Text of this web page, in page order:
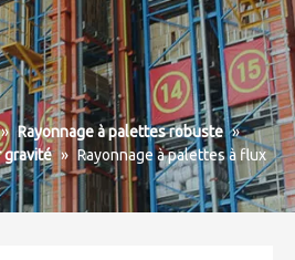
» Rayonnage à palettes robuste »
gravité » Rayonnage à palettes à flux